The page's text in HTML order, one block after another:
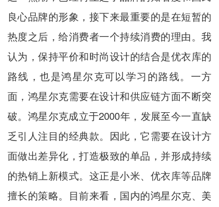
良心品牌的形象，接下来最重要的是在短暂的
热度之后，给消费者一个持续消费的理由。我
认为，保持平价和时尚设计的结合是优衣库的
路线，也是鸿星尔克可以学习的路线。一方
面，鸿星尔克需要在设计和供应链方面不断突
破。鸿星尔克成立于2000年，发展至今一直缺
乏引人注目的经典款。因此，它需要在设计方
面做出差异化，打造极致的单品，并形成持续
的热销上新模式。这正是小米、优衣库等品牌
擅长的策略。目前来看，国内的鸿星尔克、美